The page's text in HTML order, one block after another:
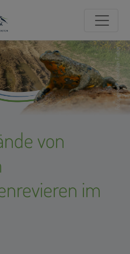
Foto: igreen/Jonathan Fieber
von
im